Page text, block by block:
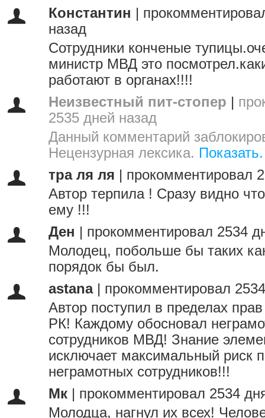
Константин
назад
Сотрудники конченые
министр МВД это
работают в органах!!!!
Неизвестный пит-стопер
2535 дней назад
Данный комментарий
Нецензурная лексика. Показать.
тра ля ля
прокомментировал
Автор терпила ! Сразу видно
ему !!!
Ден
прокомментировал 2534
Молодец, побольше бы таких
порядок бы был.
astana| прокомментировал
Автор поступил в пределах
РК! Каждому обосновал
сотрудников МВД! Знание
исключает максимальный риск
неграмотных сотрудников!!!
Мк
прокомментировал 2534
Молодца, нагнул их всех!